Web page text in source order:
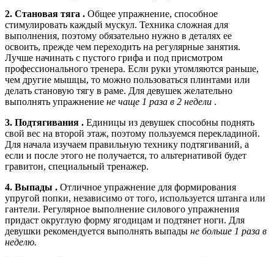
2. Становая тяга . Общее упражнение, способное
стимулировать каждый мускул. Техника сложная для
выполнения, поэтому обязательно нужно в деталях ее
освоить, прежде чем переходить на регулярные занятия.
Лучше начинать с пустого грифа и под присмотром
профессионального тренера. Если руки утомляются раньше,
чем другие мышцы, то можно пользоваться плинтами или
делать становую тягу в раме. Для девушек желательно
выполнять упражнение не чаще 1 раза в 2 недели .
3. Подтягивания . Единицы из девушек способны поднять
свой вес на второй этаж, поэтому пользуемся перекладиной.
Для начала изучаем правильную технику подтягиваний, а
если и после этого не получается, то альтернативой будет
гравитон, специальный тренажер.
4. Выпады . Отличное упражнение для формирования
упругой попки, независимо от того, используется штанга или
гантели. Регулярное выполнение силового упражнения
придаст округлую форму ягодицам и подтянет ноги. Для
девушки рекомендуется выполнять выпады не больше 1 раза в
неделю.